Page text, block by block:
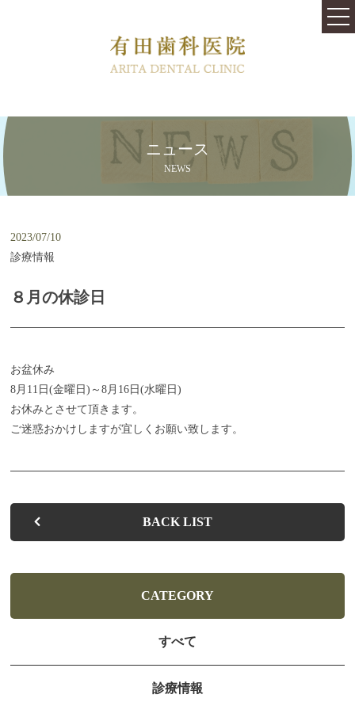
快適な治療と心地よい空間を提供します
むし歯の治療跡や銀歯をきれいにしたい
歯が虫歯にならないために
お子さまの歯並びを健やかに整えます
お子さまの歯の健康を守るために
快適な治療と心地よい
お知らせ
ニュース
NEWS
2023/07/10
診療情報
８月の休診日
お盆休み
8月11日(金曜日)～8月16日(水曜日)
お休みとさせて頂きます。
ご迷惑おかけしますが宜しくお願い致します。
BACK LIST
CATEGORY
すべて
診療情報